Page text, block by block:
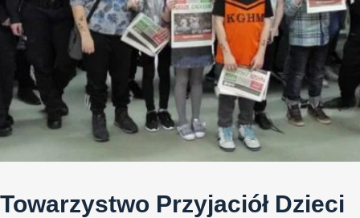
Towarzystwo Przyjaciół Dzieci